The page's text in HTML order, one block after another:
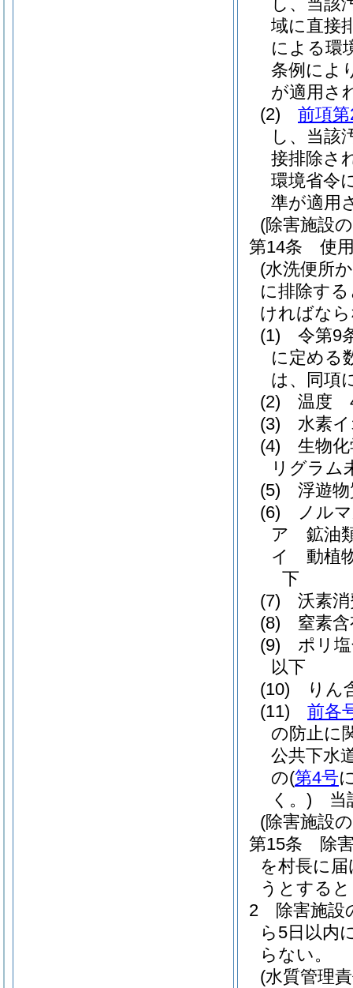
域に直接
による環
条例によ
が適用さ
(2)
前項
し、当該
接排除さ
環境省令
準が適用
(除害施設
第14条
使
(水洗便所
に排除す
ければな
(1)
令第9
に定める
は、同項
(2)
温度
(3)
水素
(4)
生物
リグラム
(5)
浮遊
(6)
ノル
ア
鉱油
イ
動植
下
(7)
沃素
(8)
窒素
(9)
ポリ
以下
(10)
りん
(11)
前各
の防止に
公共下水
の(第4号
く。) 当
(除害施設
第15条
除
を村長に
うとする
2
除害施設
ら5日以内
らない。
(水質管理